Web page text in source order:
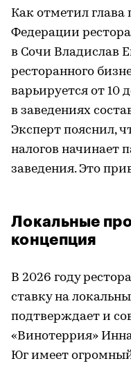
Как отметил глава
Федерации
в Сочи Владислав
ресторанного
варьируется от 10
в заведениях
Эксперт пояснил,
налогов начинает
заведения. Это
Локальные
концепция
В 2026 году
ставку на
подтверждает и
«Винотеррия»
Юг имеет